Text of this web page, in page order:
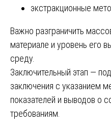
экстракционные
Важно разграничить
материале и уровень его
среду.
Заключительный этап —
заключения с указанием
показателей и выводов о
требованиям.